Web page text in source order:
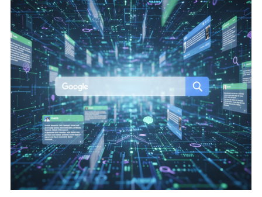
常見問題與避雷建議
流量沒有消失，只是換了地方
中小企業數位轉型領導品牌